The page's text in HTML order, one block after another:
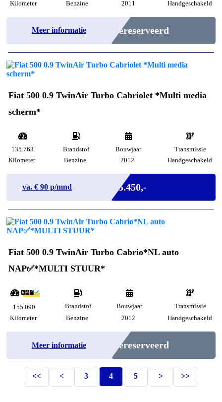
Kilometer
Benzine
2011
Handgeschakeld
Meer informatie Gereserveerd
Fiat 500 0.9 TwinAir Turbo Cabriolet *Multi media
scherm*
135.763
Kilometer
Brandstof
Benzine
Bouwjaar
2012
Transmissie
Handgeschakeld
va. € 90 p/mnd € 5.450,-
Fiat 500 0.9 TwinAir Turbo Cabrio*NL auto
NAP✅*MULTI STUUR*
155.090
Kilometer
Brandstof
Benzine
Bouwjaar
2012
Transmissie
Handgeschakeld
Meer informatie Gereserveerd
<< < 3 4 5 > >>